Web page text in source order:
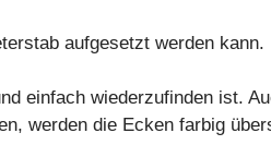
aufgesetzt werden kann.
einfach wiederzufinden ist.
werden die Ecken farbig